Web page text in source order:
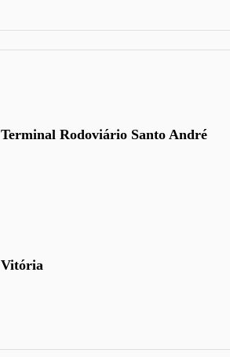
Terminal Rodoviário Santo André
Vitória